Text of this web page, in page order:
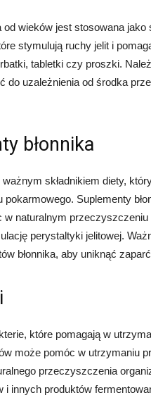
od wieków jest stosowana
stymulują ruchy jelit i
tabletki czy proszki.
do uzależnienia od środka
błonnika
składnikiem diety,
pokarmowego. Suplementy
w naturalnym
perystaltyki jelitowej.
błonnika, aby uniknąć
które pomagają w
może pomóc w utrzymaniu
przeczyszczenia
i innych produktów